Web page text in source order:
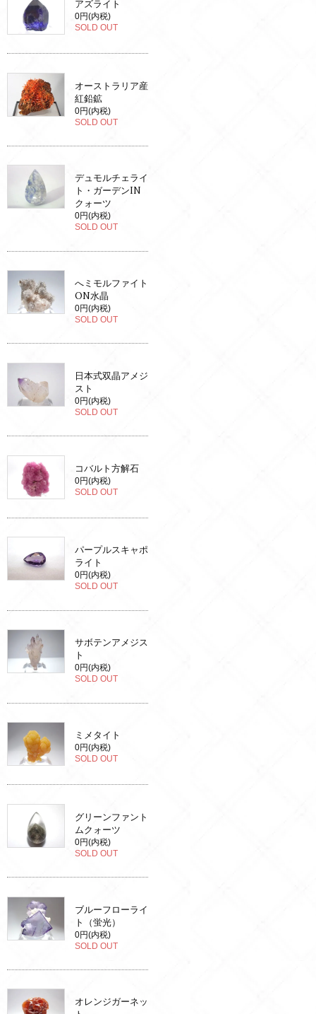
アズライト
0円(内税)
SOLD OUT
オーストラリア産
紅鉛鉱
0円(内税)
SOLD OUT
デュモルチェライ
ト・ガーデンIN
クォーツ
0円(内税)
SOLD OUT
へミモルファイト
ON水晶
0円(内税)
SOLD OUT
日本式双晶アメジ
スト
0円(内税)
SOLD OUT
コバルト方解石
0円(内税)
SOLD OUT
パープルスキャポ
ライト
0円(内税)
SOLD OUT
サボテンアメジス
ト
0円(内税)
SOLD OUT
ミメタイト
0円(内税)
SOLD OUT
グリーンファント
ムクォーツ
0円(内税)
SOLD OUT
ブルーフローライ
ト（蛍光）
0円(内税)
SOLD OUT
オレンジガーネッ